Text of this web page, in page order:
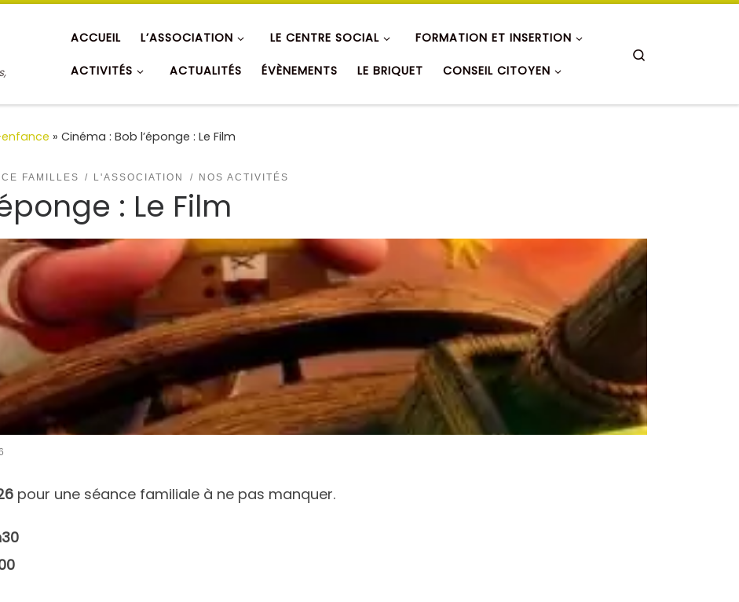
ACCUEIL L’ASSOCIATION LE CENTRE SOCIAL FORMATION ET INSERTION
ACTIVITÉS ACTUALITÉS ÉVÈNEMENTS LE BRIQUET CONSEIL CITOYEN
» Cinéma : Bob l’éponge : Le Film
FAMILLES L'ASSOCIATION NOS ACTIVITÉS
: Le Film
pour une séance familiale à ne pas manquer.